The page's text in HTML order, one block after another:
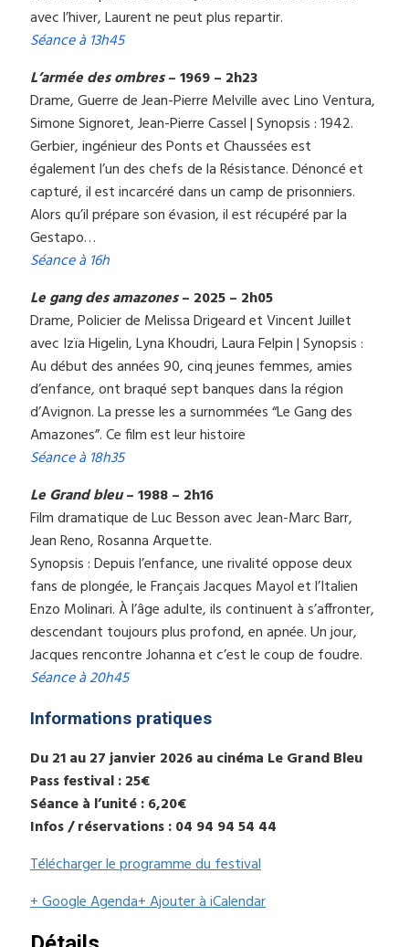
avec l’hiver, Laurent ne peut plus repartir.
Séance à 13h45
L’armée des ombres– 1969 – 2h23
Drame, Guerre de Jean-Pierre Melville avec Lino Ventura,
Simone Signoret, Jean-Pierre Cassel | Synopsis : 1942.
Gerbier, ingénieur des Ponts et Chaussées est
également l’un des chefs de la Résistance. Dénoncé et
capturé, il est incarcéré dans un camp de prisonniers.
Alors qu’il prépare son évasion, il est récupéré par la
Gestapo…
Séance à 16h
Le gang des amazones– 2025 – 2h05
Drame, Policier de Melissa Drigeard et Vincent Juillet
avec Izïa Higelin, Lyna Khoudri, Laura Felpin | Synopsis :
Au début des années 90, cinq jeunes femmes, amies
d’enfance, ont braqué sept banques dans la région
d’Avignon. La presse les a surnommées “Le Gang des
Amazones”. Ce film est leur histoire
Séance à 18h35
Le Grand bleu– 1988 – 2h16
Film dramatique de Luc Besson avec Jean-Marc Barr,
Jean Reno, Rosanna Arquette.
Synopsis : Depuis l’enfance, une rivalité oppose deux
fans de plongée, le Français Jacques Mayol et l’Italien
Enzo Molinari. À l’âge adulte, ils continuent à s’affronter,
descendant toujours plus profond, en apnée. Un jour,
Jacques rencontre Johanna et c’est le coup de foudre.
Séance à 20h45
Informations pratiques
Du 21 au 27 janvier 2026 au cinéma Le Grand Bleu
Pass festival : 25€
Séance à l’unité : 6,20€
Infos / réservations : 04 94 94 54 44
Télécharger le programme du festival
+ Google Agenda+ Ajouter à iCalendar